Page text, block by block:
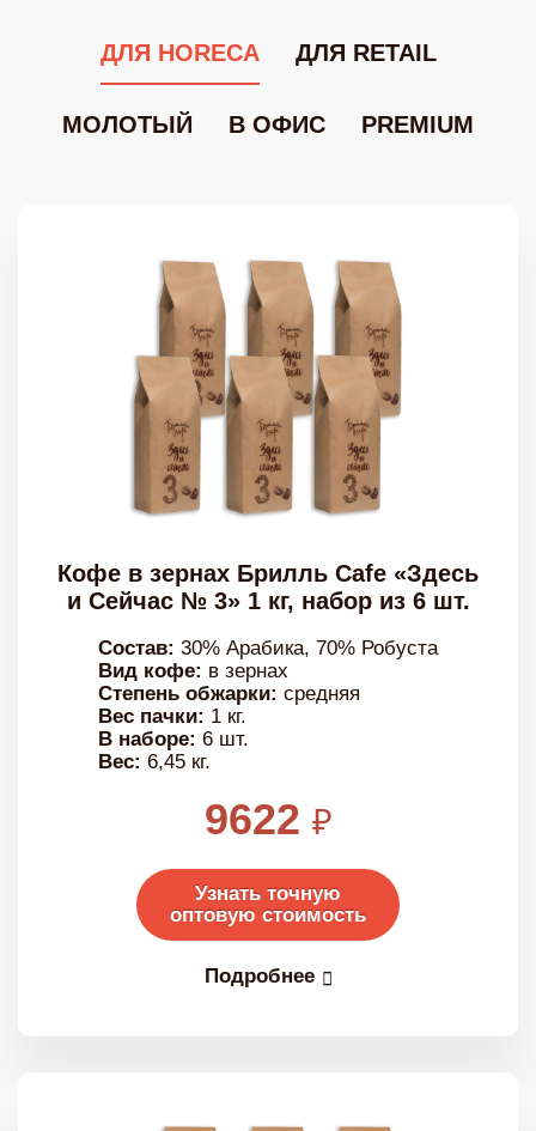
ДЛЯ HORECA ДЛЯ RETAIL
МОЛОТЫЙ В ОФИС PREMIUM
Кофе в зернах Брилль Cafe «Здесь
и Сейчас № 3» 1 кг, набор из 6 шт.
Состав: 30% Арабика, 70% Робуста
Вид кофе: в зернах
Степень обжарки: средняя
Вес пачки: 1 кг.
В наборе: 6 шт.
Вес: 6,45 кг.
9622 ₽
Узнать точную
оптовую стоимость
Подробнее